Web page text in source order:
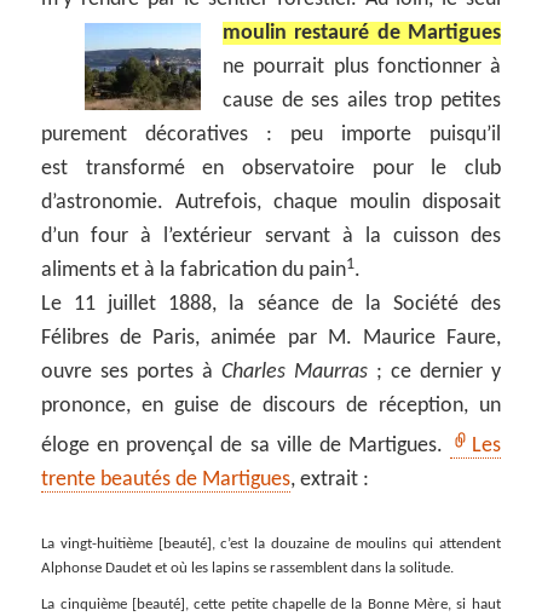
moulin restauré de Martigues
ne pourrait plus fonctionner à
cause de ses ailes trop petites
purement décoratives : peu importe puisqu’il
est transformé en observatoire pour le club
d’astronomie. Autrefois, chaque moulin disposait
d’un four à l’extérieur servant à la cuisson des
aliments et à la fabrication du pain1 .
Le 11 juillet 1888, la séance de la Société des
Félibres de Paris, animée par M. Maurice Faure,
ouvre ses portes àCharles Maurras; ce dernier y
prononce, en guise de discours de réception, un
éloge en provençal de sa ville de Martigues.
Les
trente beautés de Martigues, extrait :
La vingt-huitième [beauté], c’est la douzaine de moulins qui attendent
Alphonse Daudet et où les lapins se rassemblent dans la solitude.
La cinquième [beauté], cette petite chapelle de la Bonne Mère, si haut